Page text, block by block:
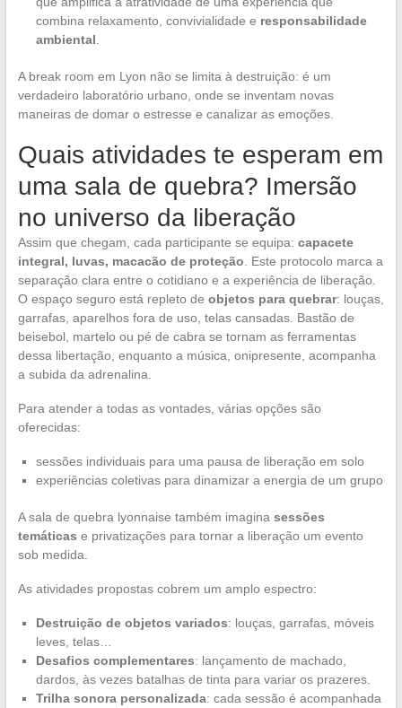
combina relaxamento, convivialidade e responsabilidade
ambiental
A break room em Lyon não se limita à destruição: é um
verdadeiro laboratório urbano, onde se inventam novas
maneiras de domar o estresse e canalizar as emoções.
Quais atividades te esperam em
uma sala de quebra? Imersão
no universo da liberação
Assim que chegam, cada participante se equipa: capacete
integral, luvas, macacão de proteção . Este protocolo marca a
separação clara entre o cotidiano e a experiência de liberação.
O espaço seguro está repleto de objetos para quebrar: louças,
garrafas, aparelhos fora de uso, telas cansadas. Bastão de
beisebol, martelo ou pé de cabra se tornam as ferramentas
dessa libertação, enquanto a música, onipresente, acompanha
a subida da adrenalina.
Para atender a todas as vontades, várias opções são
oferecidas:
sessões individuais para uma pausa de liberação em solo
experiências coletivas para dinamizar a energia de um grupo
A sala de quebra lyonnaise também imagina sessões
temáticas e privatizações para tornar a liberação um evento
sob medida.
As atividades propostas cobrem um amplo espectro:
Destruição de objetos variados: louças, garrafas, móveis
leves, telas…
Desafios complementares: lançamento de machado,
dardos, às vezes batalhas de tinta para variar os prazeres.
Trilha sonora personalizada: cada sessão é acompanhada